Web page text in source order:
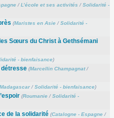
/L’école et ses activités /Solidarité -
(Maristes en Asie/Solidarité -
Sœurs du Christ à Gethsémani
- bienfaisance)
détresse (Marcellin Champagnat/
/Solidarité - bienfaisance)
(Roumanie/Solidarité -
de la solidarité (Catalogne - Espagne/